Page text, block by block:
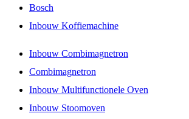
Bosch
Inbouw Koffiemachine
Inbouw Combimagnetron
Combimagnetron
Inbouw Multifunctionele Oven
Inbouw Stoomoven